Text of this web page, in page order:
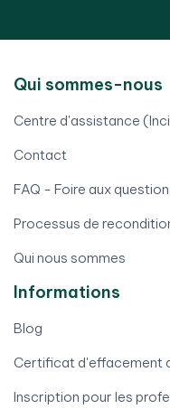
Qui sommes-nous
Centre d'assistance
Contact
FAQ - Foire aux
Processus de
Qui nous sommes
Informations
Blog
Certificat d'effacement
Inscription pour les